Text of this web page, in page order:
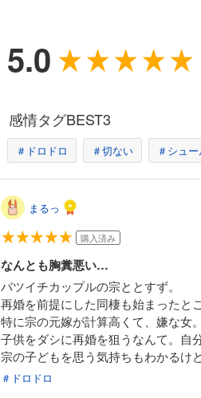
5.0
感情タグBEST3
＃ドロドロ ＃切ない ＃シュ
まるっ
購入済み
なんとも胸糞悪い…
バツイチカップルの宗ととすず。
再婚を前提にした同棲も始まったと
特に宗の元嫁が計算高くて、嫌な女。
子供をダシに再婚を狙うなんて。自
宗の子どもを思う気持ちもわかるけ
＃ドロドロ